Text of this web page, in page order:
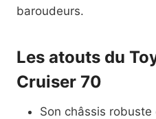
baroudeurs.
Les atouts du
Cruiser 70
Son châssis robuste